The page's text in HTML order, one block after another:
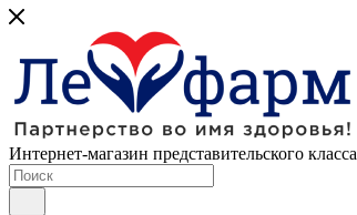
Интернет-магазин представительского класса